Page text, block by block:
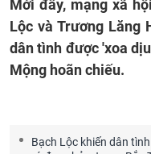
Mới đây, mạng xã
Lộc và Trương Lăng
dân tình được 'xoa
Mộng hoãn chiếu.
Bạch Lộc khiến dân